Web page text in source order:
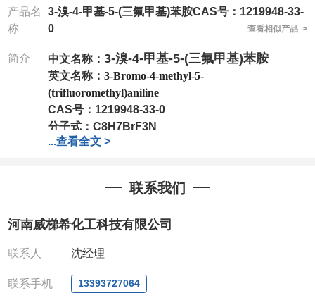
产品名
称
3-溴-4-甲基-5-(三氟甲基)苯胺CAS号：1219948-33-
0
查看相似产品 >
简介 中文名称： 3-溴-4-甲基-5-(三氟甲基)苯胺
英文名称： 3-Bromo-4-methyl-5-
(trifluoromethyl)aniline
CAS号： 1219948-33-0
分子式： C8H7BrF3N
分子量：254.05
我司对高校及科研单位先发货和
全额退款,并承担所有运费。
:0371-63377391/13393727064
QQ:3930072831
微信 :13393727064
联系人: 沈晓东(欢迎致电
...查看全文 >
联系我们
河南威梯希化工科技有限公司
联系人 沈经理
联系手机 13393727064